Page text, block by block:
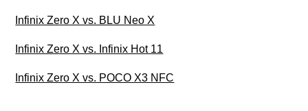
Infinix Zero X vs. BLU Neo X
Infinix Zero X vs. Infinix Hot 11
Infinix Zero X vs. POCO X3 NFC